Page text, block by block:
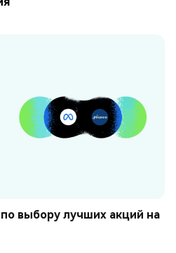
выбору лучших акций на